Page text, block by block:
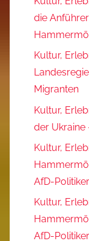
die
Kultur,
Migranten
Kultur,
der Ukraine
Kultur,
AfD-
Kultur,
AfD-